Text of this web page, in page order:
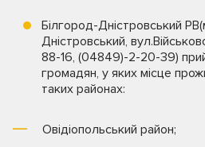
Білгород-Дністровський
Дністровський,
88-16, (04849)-2-20-39)
громадян, у яких місце
таких районах:
Овідіопольський район;